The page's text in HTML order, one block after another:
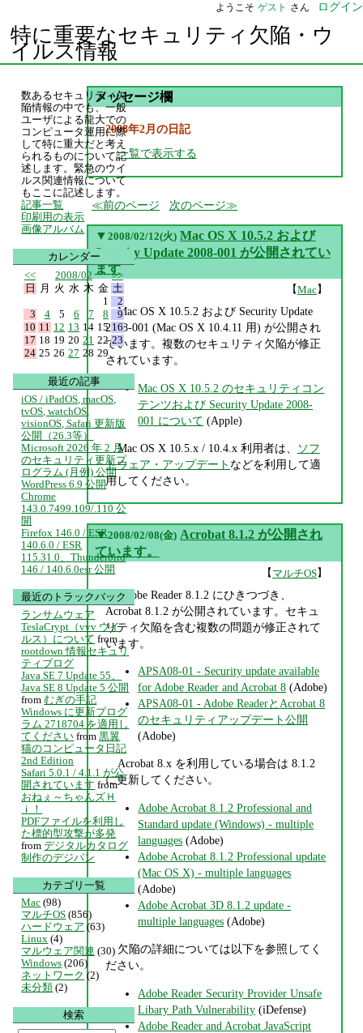
ようこそ ゲスト さん ログイン
特に重要なセキュリティ欠陥・ウ
イルス情報
メッセージ欄
2008年2月の日記
一覧で表示する
前のページ 次のページ
▼ 2008/02/12(火) Mac OS X 10.5.2 および
Security Update 2008-001 が公開されてい
ます
【Mac】
Mac OS X 10.5.2 および Security Update
2008-001 (Mac OS X 10.4.11 用) が公開され
ています。複数のセキュリティ欠陥が修正
されています。
Mac OS X 10.5.2 のセキュリティコン
テンツおよび Security Update 2008-
001 について (Apple)
Mac OS X 10.5.x / 10.4.x 利用者は、
ソフ
トウェア・アップデート などを利用して適
用してください。
▼2008/02/08(金) Acrobat 8.1.2 が公開され
ています。
【マルチOS】
Adobe Reader 8.1.2 にひきつづき、
Acrobat 8.1.2 が公開されています。セキュ
リティ欠陥を含む複数の問題が修正されて
います。
APSA08-01 - Security update available
for Adobe Reader and Acrobat 8 (Adobe)
APSA08-01 - Adobe ReaderとAcrobat 8
のセキュリティアップデート公開
(Adobe)
Acrobat 8.x を利用している場合は 8.1.2
に更新してください。
Adobe Acrobat 8.1.2 Professional and
Standard update (Windows) - multiple
languages (Adobe)
Adobe Acrobat 8.1.2 Professional update
(Mac OS X) - multiple languages
(Adobe)
Adobe Acrobat 3D 8.1.2 update -
multiple languages (Adobe)
欠陥の詳細については以下を参照してく
ださい。
Adobe Reader Security Provider Unsafe
Libary Path Vulnerability (iDefense)
Adobe Reader and Acrobat JavaScript
数あるセキュリティ欠
陥情報の中でも、一般
ユーザによる龍大での
コンピュータ運用に際
して特に重大だと考え
られるものについて記
述します。緊急のウイ
ルス関連情報について
もここに記述します。
記事一覧
印刷用の表示
画像アルバム
カレンダー
<<
2008/02
>>
日
月 火 水 木 金 土
1
2
3
4 5 6 7 8
9
10 11 12 13 14 15 16
17 18 19 20 21 22 23
24 25 26 27 28 29
最近の記事
iOS / iPadOS, macOS,
tvOS, watchOS,
visionOS, Safari 更新版
公開（26.3等）
Microsoft 2026 年 2 月
のセキュリティ更新プ
ログラム (月例) 公開
WordPress 6.9 公開
Chrome
143.0.7499.109/.110 公
開
Firefox 146.0 / ESR
140.6.0 / ESR
115.31.0、Thunderbird
146 / 140.6.0esr 公開
最近のトラックバック
ランサムウェア
TeslaCrypt（vvv ウイ
ルス）について from
rootdown 情報セキュリ
ティブログ
Java SE 7 Update 55、
Java SE 8 Update 5 公開
from むぎの手記
Windows に更新プログ
ラム 2718704 を適用し
てください from 黒翼
猫のコンピュータ日記
2nd Edition
Safari 5.0.1 / 4.1.1 が公
開されています from
おねぇ～ちゃんズＨ
ｉ！
PDFファイルを利用し
た標的型攻撃が多発
from デジタルカタログ
制作のデジパン
カテゴリ一覧
Mac (98)
マルチOS (856)
ハードウェア (63)
Linux (4)
マルウェア関連 (30)
Windows (206)
ネットワーク (2)
未分類 (2)
検索